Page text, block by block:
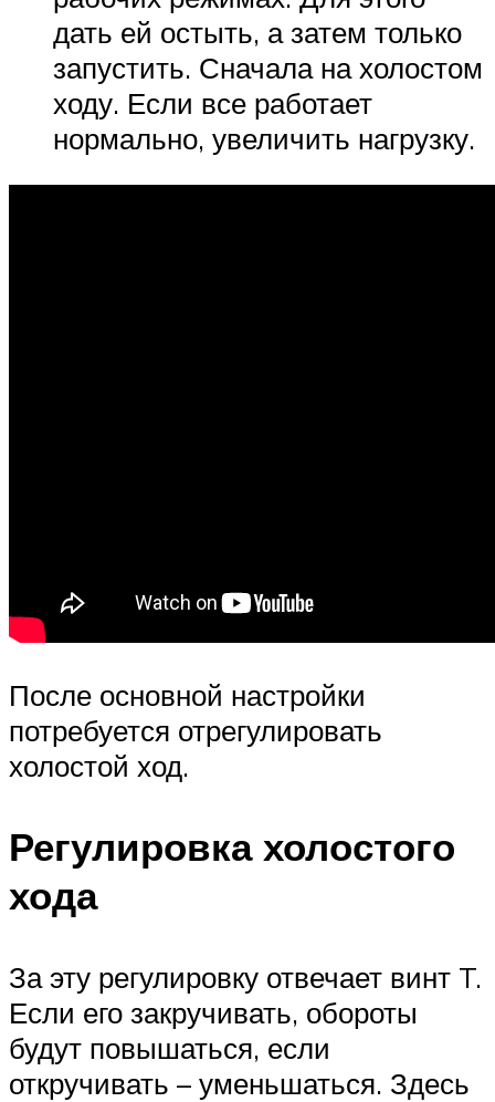
дать ей остыть, а затем только
запустить. Сначала на холостом
ходу. Если все работает
нормально, увеличить нагрузку.
После основной настройки
потребуется отрегулировать
холостой ход.
Регулировка холостого
хода
За эту регулировку отвечает винт T.
Если его закручивать, обороты
будут повышаться, если
откручивать – уменьшаться. Здесь